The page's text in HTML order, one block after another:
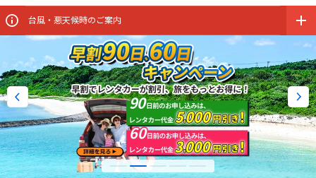
機内持ち込み手荷物に関するお願い